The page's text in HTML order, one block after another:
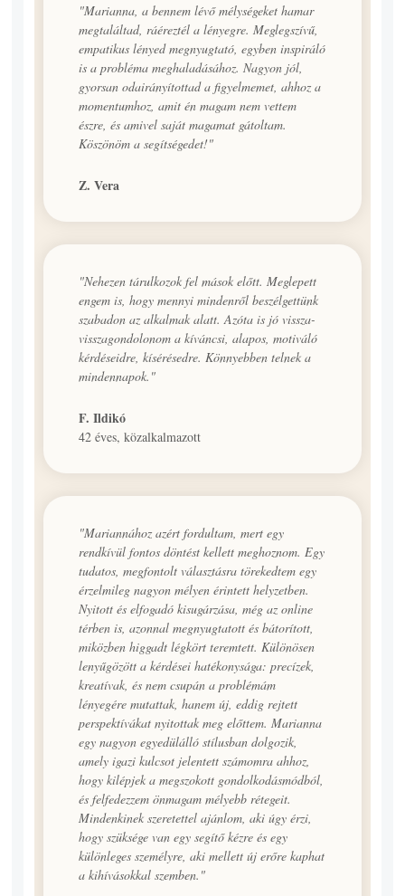
"Marianna, a bennem lévő mélységeket hamar
megtaláltad, ráéreztél a lényegre. Meglegszívű,
empatikus lényed megnyugtató, egyben inspiráló
is a probléma meghaladásához. Nagyon jól,
gyorsan odairányítottad a figyelmemet, ahhoz a
momentumhoz, amit én magam nem vettem
észre, és amivel saját magamat gátoltam.
Köszönöm a segítségedet!"
Z. Vera
"Nehezen tárulkozok fel mások előtt. Meglepett
engem is, hogy mennyi mindenről beszélgettünk
szabadon az alkalmak alatt. Azóta is jó vissza-
visszagondolonom a kíváncsi, alapos, motiváló
kérdéseidre, kísérésedre. Könnyebben telnek a
mindennapok."
F. Ildikó
42 éves, közalkalmazott
"Mariannához azért fordultam, mert egy
rendkívül fontos döntést kellett meghoznom. Egy
tudatos, megfontolt választásra törekedtem egy
érzelmileg nagyon mélyen érintett helyzetben.
Nyitott és elfogadó kisugárzása, még az online
térben is, azonnal megnyugtatott és bátorított,
miközben higgadt légkört teremtett. Különösen
lenyűgözött a kérdései hatékonysága: precízek,
kreatívak, és nem csupán a problémám
lényegére mutattak, hanem új, eddig rejtett
perspektívákat nyitottak meg előttem. Marianna
egy nagyon egyedülálló stílusban dolgozik,
amely igazi kulcsot jelentett számomra ahhoz,
hogy kilépjek a megszokott gondolkodásmódból,
és felfedezzem önmagam mélyebb rétegeit.
Mindenkinek szeretettel ajánlom, aki úgy érzi,
hogy szüksége van egy segítő kézre és egy
különleges személyre, aki mellett új erőre kaphat
a kihívásokkal szemben."